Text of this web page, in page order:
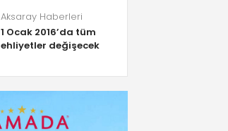
Aksaray Haberleri
1 Ocak 2016’da tüm
ehliyetler değişecek